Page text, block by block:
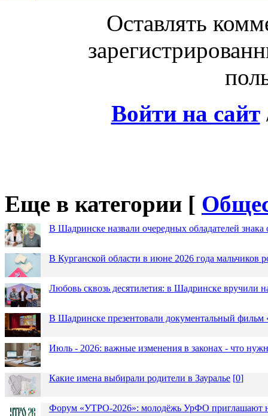
Оставлять
Войти на сайт
Еще в категории [
В Шадринске назвали очередных обладателей знака
В Курганской области в июне 2026 года мальчиков
Любовь сквозь десятилетия: в Шадринске вручили
В Шадринске презентовали документальный
Июль - 2026: важные изменения в законах - что
Какие имена выбирали родители в Зауралье [0]
Форум «УТРО-2026»: молодёжь УрФО приглашают